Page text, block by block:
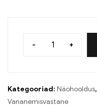
- +
Kategooriad: Näohooldus,
Vananemisvastane